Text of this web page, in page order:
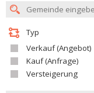
Typ
Verkauf (Angebot)
Kauf (Anfrage)
Versteigerung